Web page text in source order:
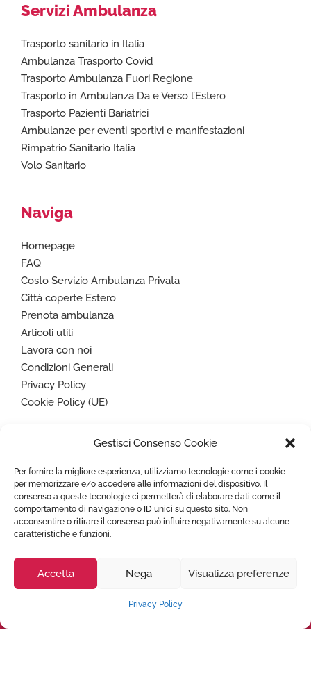
Gestisci Consenso Cookie
Per fornire la migliore esperienza, utilizziamo tecnologie come i cookie
per memorizzare e/o accedere alle informazioni del dispositivo. Il
consenso a queste tecnologie ci permetterà di elaborare dati come il
comportamento di navigazione o ID unici su questo sito. Non
acconsentire o ritirare il consenso può influire negativamente su alcune
caratteristiche e funzioni.
Accetta Nega Visualizza preferenze
Privacy Policy
Servizi Ambulanza
Trasporto sanitario in Italia
Ambulanza Trasporto Covid
Trasporto Ambulanza Fuori Regione
Trasporto in Ambulanza Da e Verso l’Estero
Trasporto Pazienti Bariatrici
Ambulanze per eventi sportivi e manifestazioni
Rimpatrio Sanitario Italia
Volo Sanitario
Naviga
Homepage
FAQ
Costo Servizio Ambulanza Privata
Città coperte Estero
Prenota ambulanza
Articoli utili
Lavora con noi
Condizioni Generali
Privacy Policy
Cookie Policy (UE)
riservati - P. IVA 07636760725